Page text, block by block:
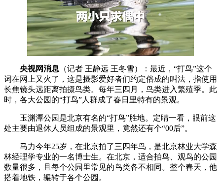
央视网消息 （记者 王静远 王冬雪）：最近，“打鸟”这个
词在网上又火了，这是摄影爱好者们约定俗成的叫法，指使用
长焦镜头远距离拍摄鸟类。每年三四月，鸟类进入繁殖季。此
时，各大公园的“打鸟”人群成了春日里特有的景观。
玉渊潭公园是北京有名的“打鸟”胜地。定睛一看，眼前这
处主要由退休人员组成的景观里，竟然还有个“00后”。
马力今年25岁，在北京拍了三四年鸟，是北京林业大学森
林经理学专业的一名博士生。在北京，适合拍鸟、观鸟的公园
数量很多，且每个公园里常见的鸟类各不相同。整个春天，他
搭着地铁，辗转于各个公园。